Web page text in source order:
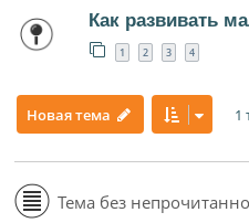
Как развивать
1 2 3 4
Новая тема 1
Тема без